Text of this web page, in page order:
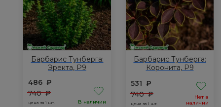
Барбарис Тунберга:
Эректа, Р9
486 ₽
740₽
цена за 1 шт. В наличии
Барбарис Тунберга:
Коронита, Р9
531 ₽
740₽
цена за 1 шт.
Нет в
наличии